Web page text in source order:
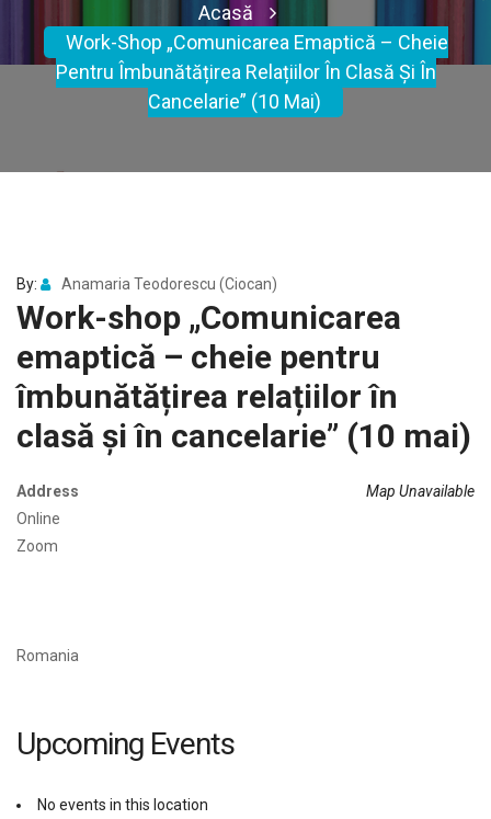
Acasă
Work-Shop „Comunicarea Emaptică – Cheie
Pentru Îmbunătățirea Relațiilor În Clasă Și În
Cancelarie” (10 Mai)
By: Anamaria Teodorescu (Ciocan)
Work-shop „Comunicarea
emaptică – cheie pentru
îmbunătățirea relațiilor în
clasă și în cancelarie” (10 mai)
Map Unavailable
Address
Online
Zoom
Romania
Upcoming Events
No events in this location